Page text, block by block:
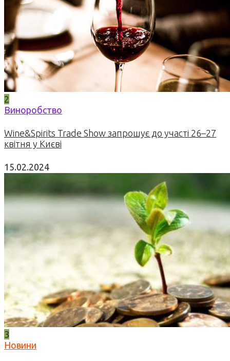
2
Виноробство
Wine&Spirits Trade Show запрошує до участі 26–27
квітня у Києві
15.02.2024
3
Новини